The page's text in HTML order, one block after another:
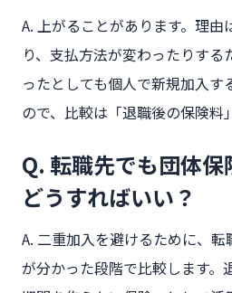
A. 上がることがあります。理
り、支払方法が変わったりする
ったとしても個人で新規加入す
ので、比較は「退職後の保険料
Q. 転職先でも団体保
どうすればいい？
A. 二重加入を避けるために、
が分かった段階で比較します。